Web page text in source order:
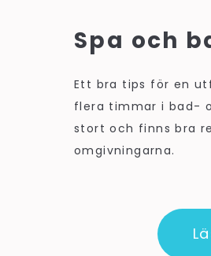
Spa och
Ett bra tips för en
flera timmar i bad-
stort och finns bra
omgivningarna.